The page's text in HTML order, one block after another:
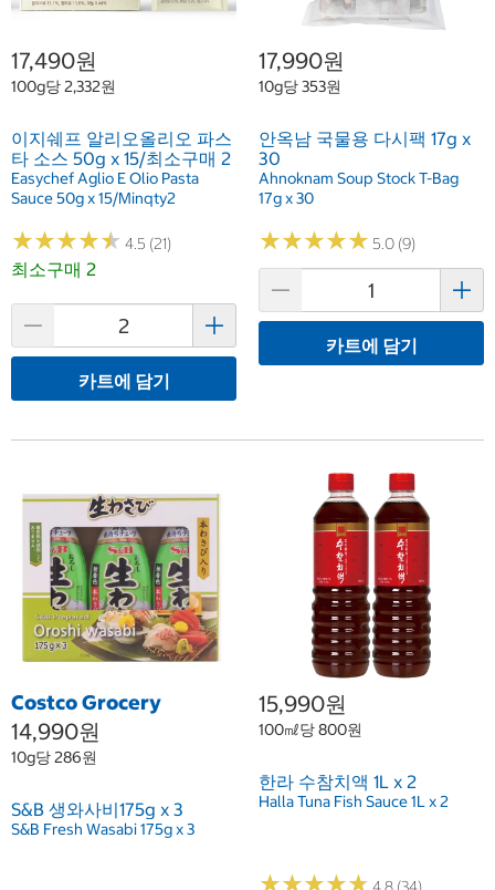
17,490원
100g당 2,332원
이지쉐프 알리오올리오 파스
타 소스 50g x 15/최소구매 2
Easychef Aglio E Olio Pasta
Sauce 50g x 15/Minqty2
★★★★★
★★★★★ 4.5 (21)
최소구매 2
카트에 담기
17,990원
10g당 353원
안옥남 국물용 다시팩 17g x
30
Ahnoknam Soup Stock T-Bag
17g x 30
★★★★★
★★★★★ 5.0 (9)
카트에 담기
Costco Grocery
14,990원
10g당 286원
S&B 생와사비175g x 3
S&B Fresh Wasabi 175g x 3
15,990원
100㎖당 800원
한라 수참치액 1L x 2
Halla Tuna Fish Sauce 1L x 2
★★★★★
★★★★★